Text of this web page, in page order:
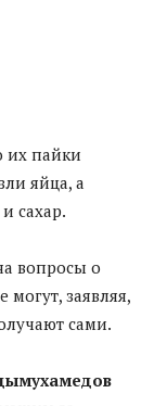
их пайки
яйца, а
сахар.
вопросы о
могут, заявляя,
сами.